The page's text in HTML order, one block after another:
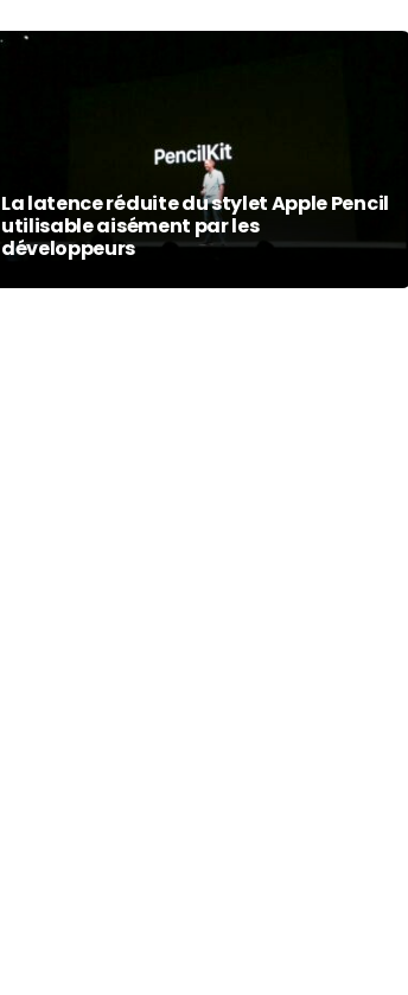
La latence réduite du stylet Apple Pencil
utilisable aisément par les
développeurs